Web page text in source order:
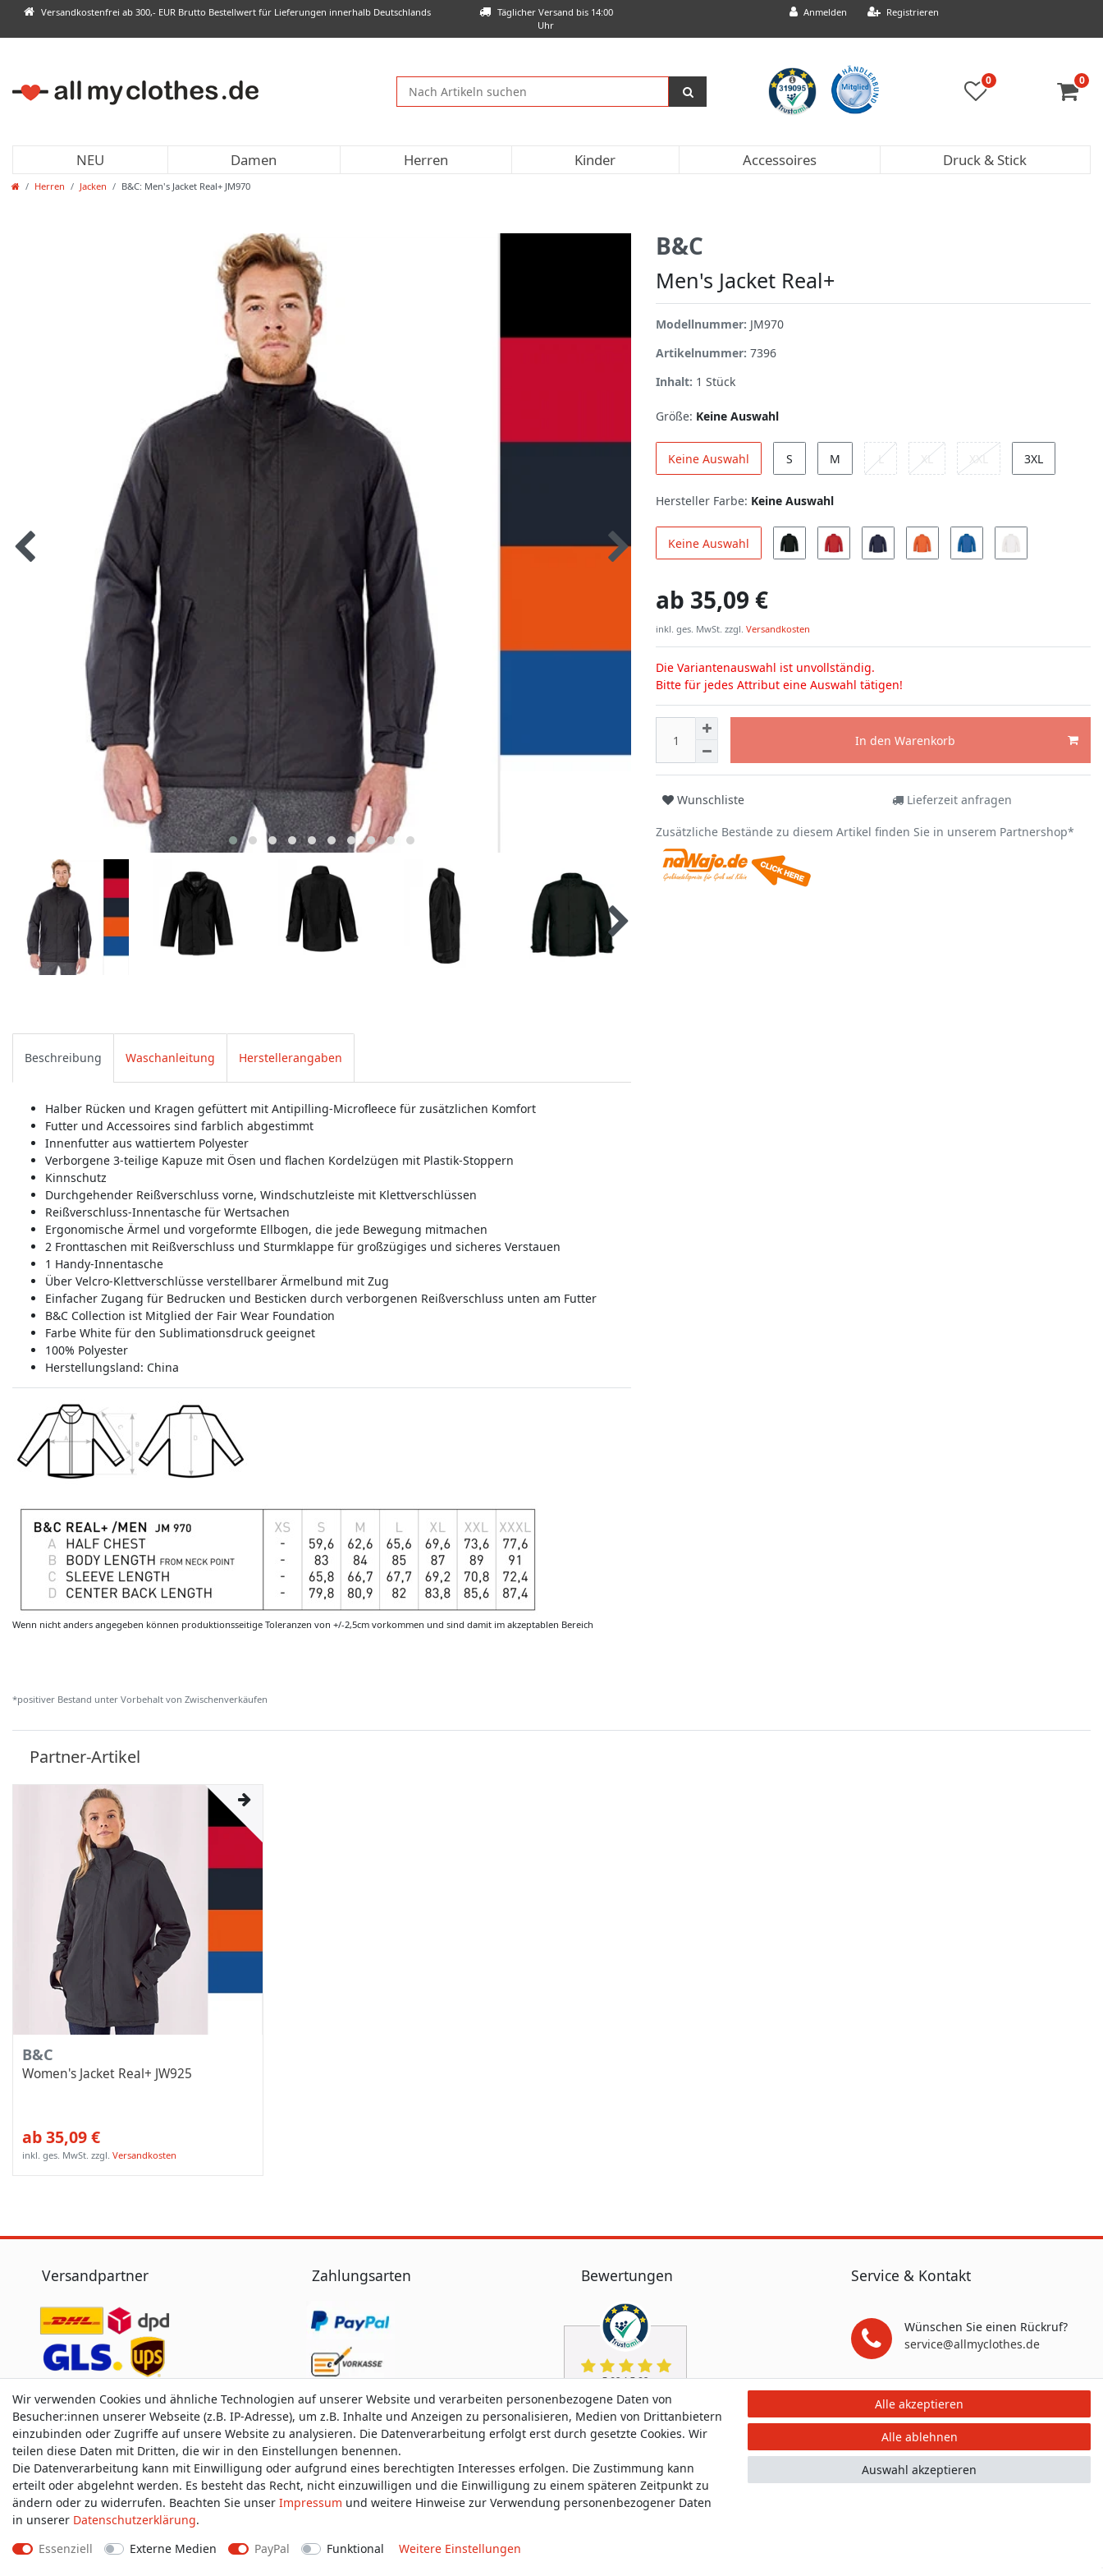
Anmelden Registrieren
Täglicher Versand bis 14:00
Uhr
Versandkostenfrei ab 300,- EUR Brutto Bestellwert für Lieferungen innerhalb Deutschlands
0 0
NEU Damen Herren Kinder Accessoires Druck & Stick
Herren Jacken B&C: Men's Jacket Real+ JM970
B&C
Men's Jacket Real+
Modellnummer: JM970
Artikelnummer: 7396
Inhalt: 1 Stück
Größe: Keine Auswahl
Keine Auswahl S M L XL XXL 3XL
Hersteller Farbe: Keine Auswahl
Keine Auswahl
ab 35,09 €
inkl. ges. MwSt. zzgl. Versandkosten
Die Variantenauswahl ist unvollständig.
Bitte für jedes Attribut eine Auswahl tätigen!
In den Warenkorb
Wunschliste Lieferzeit anfragen
Zusätzliche Bestände zu diesem Artikel finden Sie in unserem Partnershop*
Beschreibung Waschanleitung Herstellerangaben
Halber Rücken und Kragen gefüttert mit Antipilling-Microfleece für zusätzlichen Komfort
Futter und Accessoires sind farblich abgestimmt
Innenfutter aus wattiertem Polyester
Verborgene 3-teilige Kapuze mit Ösen und flachen Kordelzügen mit Plastik-Stoppern
Kinnschutz
Durchgehender Reißverschluss vorne, Windschutzleiste mit Klettverschlüssen
Reißverschluss-Innentasche für Wertsachen
Ergonomische Ärmel und vorgeformte Ellbogen, die jede Bewegung mitmachen
2 Fronttaschen mit Reißverschluss und Sturmklappe für großzügiges und sicheres Verstauen
1 Handy-Innentasche
Über Velcro-Klettverschlüsse verstellbarer Ärmelbund mit Zug
Einfacher Zugang für Bedrucken und Besticken durch verborgenen Reißverschluss unten am Futter
B&C Collection ist Mitglied der Fair Wear Foundation
Farbe White für den Sublimationsdruck geeignet
100% Polyester
Herstellungsland: China
Wenn nicht anders angegeben können produktionsseitige Toleranzen von +/-2,5cm vorkommen und sind damit im akzeptablen Bereich
*positiver Bestand unter Vorbehalt von Zwischenverkäufen
Partner-Artikel
B&C
Women's Jacket Real+ JW925
ab 35,09 €
inkl. ges. MwSt. zzgl.Versandkosten
Versandpartner Zahlungsarten Bewertungen Service & Kontakt
Wünschen Sie einen Rückruf?
service@allmyclothes.de
Schreiben Sie uns:
service@allmyclothes.de
Impressum Daten­schutz­erklärung AGB
Wir verwenden Cookies und ähnliche Technologien auf unserer Website und verarbeiten personenbezogene Daten von
Besucher:innen unserer Webseite (z.B. IP-Adresse), um z.B. Inhalte und Anzeigen zu personalisieren, Medien von Drittanbietern
einzubinden oder Zugriffe auf unsere Website zu analysieren. Die Datenverarbeitung erfolgt erst durch gesetzte Cookies. Wir
teilen diese Daten mit Dritten, die wir in den Einstellungen benennen.
Die Datenverarbeitung kann mit Einwilligung oder aufgrund eines berechtigten Interesses erfolgen. Die Zustimmung kann
erteilt oder abgelehnt werden. Es besteht das Recht, nicht einzuwilligen und die Einwilligung zu einem späteren Zeitpunkt zu
ändern oder zu widerrufen. Beachten Sie unser Impressum und weitere Hinweise zur Verwendung personenbezogener Daten
in unserer Daten­schutz­erklärung.
Essenziell
Externe Medien PayPal Funktional Weitere Einstellungen
Alle akzeptieren
Alle ablehnen
Auswahl akzeptieren